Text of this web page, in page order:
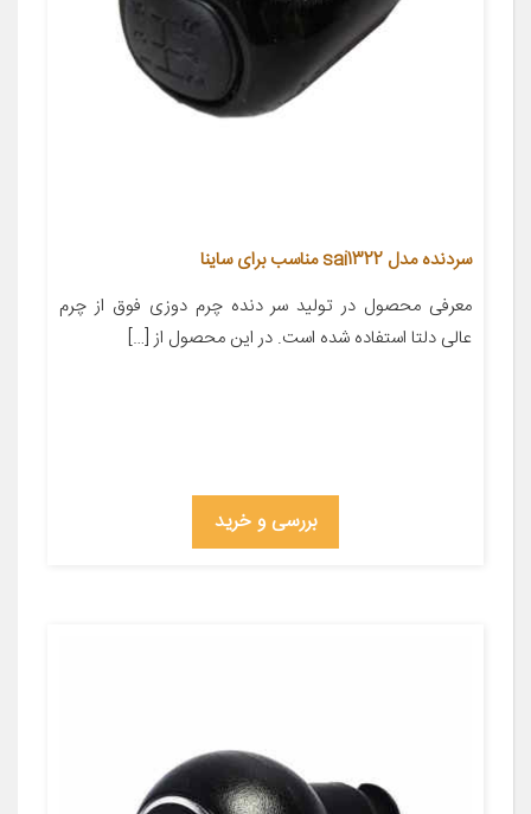
سردنده مدل sai1322 مناسب برای ساینا
معرفی محصول در تولید سر دنده چرم دوزی فوق از چرم
عالی دلتا استفاده شده است. در این محصول از […]
بررسی و خرید